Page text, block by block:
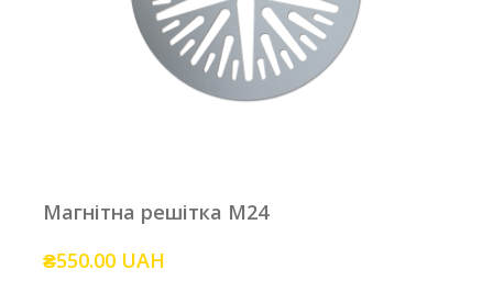
Магнітна решітка M24
₴550.00 UAH